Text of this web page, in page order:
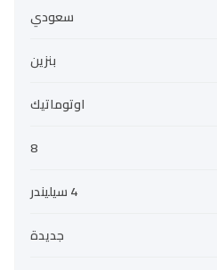
سعودي
بنزين
اوتوماتيك
8
4 سيليندر
جديدة